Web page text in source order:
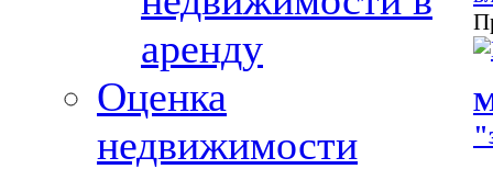
аренду
Оценка
недвижимости